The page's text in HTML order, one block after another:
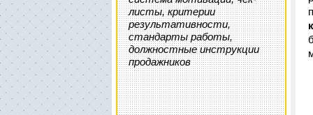
листы, критерии
результативности,
стандарты работы,
должностные инструкции
продажников